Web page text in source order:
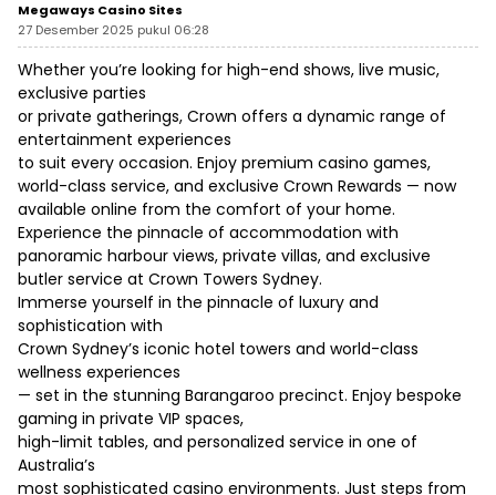
Megaways Casino Sites
27 Desember 2025 pukul 06:28
Whether you’re looking for high-end shows, live music,
exclusive parties
or private gatherings, Crown offers a dynamic range of
entertainment experiences
to suit every occasion. Enjoy premium casino games,
world-class service, and exclusive Crown Rewards — now
available online from the comfort of your home.
Experience the pinnacle of accommodation with
panoramic harbour views, private villas, and exclusive
butler service at Crown Towers Sydney.
Immerse yourself in the pinnacle of luxury and
sophistication with
Crown Sydney’s iconic hotel towers and world-class
wellness experiences
— set in the stunning Barangaroo precinct. Enjoy bespoke
gaming in private VIP spaces,
high-limit tables, and personalized service in one of
Australia’s
most sophisticated casino environments. Just steps from